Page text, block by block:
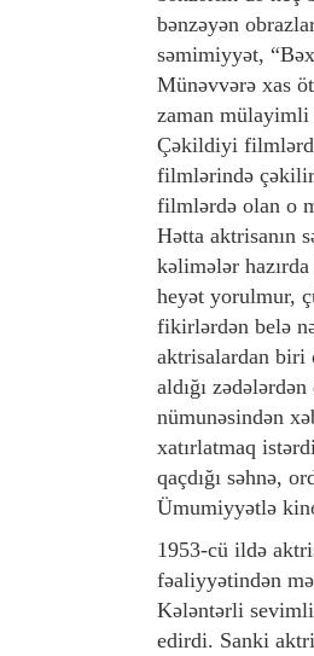
bənzəyən
səmimiyyət,
Münəvvərə xas
zaman
Çəkildiyi
filmlərində
filmlərdə olan o
Hətta aktrisanın
kəlimələr
heyət yorulmur,
fikirlərdən belə
aktrisalardan biri
aldığı
nümunəsindən
xatırlatmaq
qaçdığı səhnə,
Ümumiyyətlə
1953-cü ildə
fəaliyyətindən
Kələntərli
edirdi. Sanki